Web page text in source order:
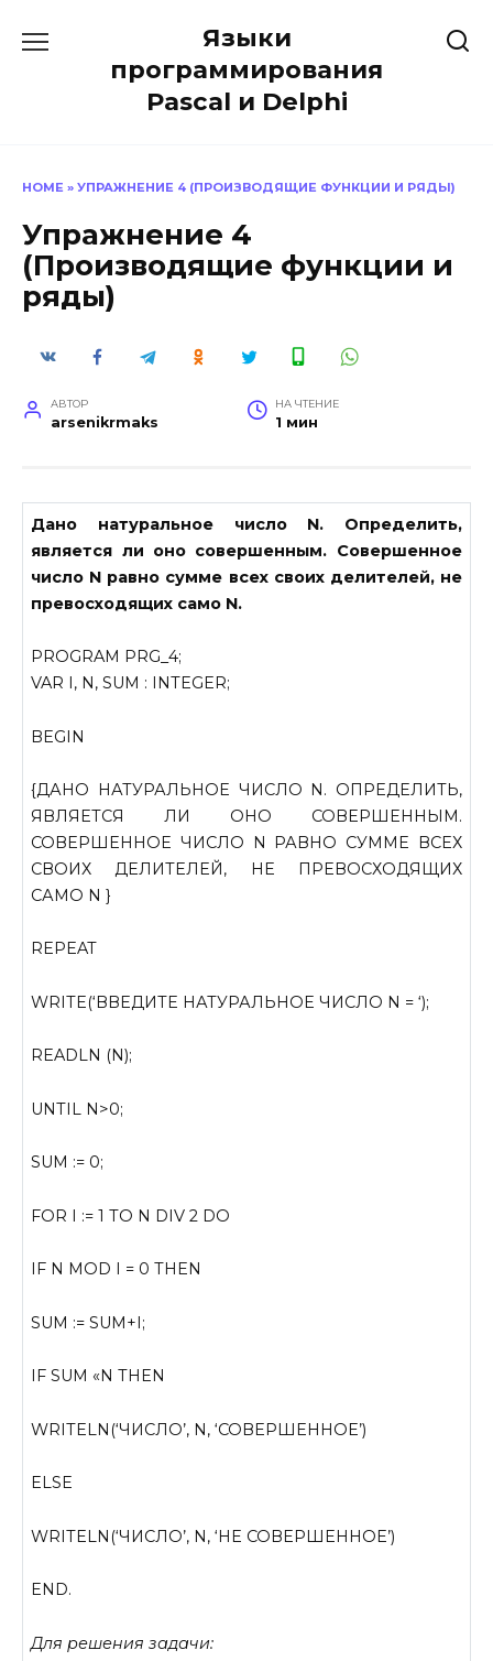
содержанию
Языки
программирования
Pascal и Delphi
HOME » УПРАЖНЕНИЕ 4 (ПРОИЗВОДЯЩИЕ ФУНКЦИИ И РЯДЫ)
Упражнение 4
(Производящие функции и
ряды)
АВТОР
arsenikrmaks
НА ЧТЕНИЕ
1 мин
Дано натуральное число N. Определить,
является ли оно совершенным. Совершенное
число N равно сумме всех своих делителей, не
превосходящих само N.
PROGRAM PRG_4;
VAR I, N, SUM : INTEGER;
BEGIN
{ДАНО НАТУРАЛЬНОЕ ЧИСЛО N. ОПРЕДЕЛИТЬ,
ЯВЛЯЕТСЯ ЛИ ОНО СОВЕРШЕННЫМ.
СОВЕРШЕННОЕ ЧИСЛО N РАВНО СУММЕ ВСЕХ
СВОИХ ДЕЛИТЕЛЕЙ, НЕ ПРЕВОСХОДЯЩИХ
САМО N }
REPEAT
WRITE(‘ВВЕДИТЕ НАТУРАЛЬНОЕ ЧИСЛО N = ‘);
READLN (N);
UNTIL N>0;
SUM := 0;
FOR I := 1 TO N DIV 2 DO
IF N MOD I = 0 THEN
SUM := SUM+I;
IF SUM «N THEN
WRITELN(‘ЧИСЛО’, N, ‘СОВЕРШЕННОЕ’)
ELSE
WRITELN(‘ЧИСЛО’, N, ‘HE СОВЕРШЕННОЕ’)
END.
Для решения задачи: